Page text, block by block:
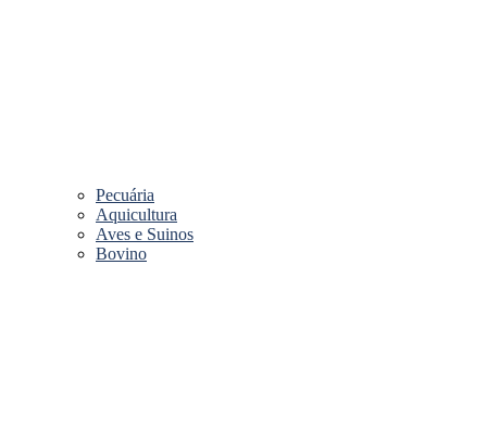
Pecuária
Aquicultura
Aves e Suinos
Bovino